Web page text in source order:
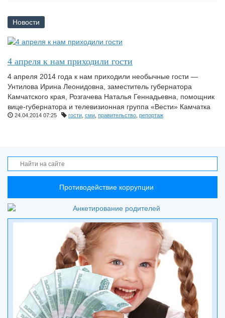
Новости
4 апреля к нам приходили гости
4 апреля 2014 года к нам приходили необычные гости —
Унтилова Ирина Леонидовна, заместитель губернатора
Камчатского края, Розгачева Наталья Геннадьевна, помощник
вице-губернатора и телевизионная группа «Вести» Камчатка
24.04.2014 07:25 гости сми правительство репортаж
Противодействие коррупции